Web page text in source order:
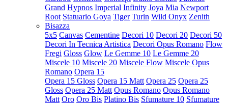
Grand Hypnos Imperial Infinity Joya Mia Newport
Root Statuario Goya Tiger Turin Wild Onyx Zenith
Bisazza
5x5 Canvas Cementine Decori 10 Decori 20 Decori 50
Decori In Tecnica Artistica Decori Opus Romano Flow
Fregi Gloss Glow Le Gemme 10 Le Gemme 20
Miscele 10 Miscele 20 Miscele Flow Miscele Opus
Romano Opera 15
Opera 15 Gloss Opera 15 Matt Opera 25 Opera 25
Gloss Opera 25 Matt Opus Romano Opus Romano
Matt Oro Oro Bis Platino Bis Sfumature 10 Sfumature